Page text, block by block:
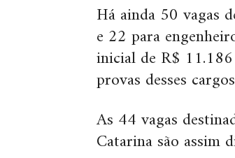
Há ainda 50 vagas
e 22 para
inicial de R$
provas desses
As 44 vagas
Catarina são assim